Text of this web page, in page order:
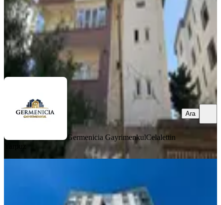
Germenicia Gayrimenkul Celalettin Yarpuz
Germenicia GayrimenkulCelalettin
Yarpuz
Ara
Kiralık Eşyalı 1+1 Daire
Onikişubat, Abdülhamid Han Mahallesi